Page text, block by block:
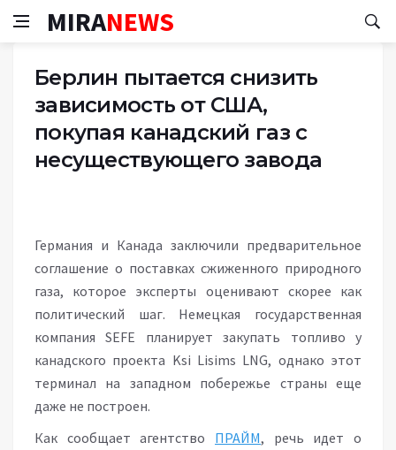
MIRANEWS
Берлин пытается снизить
зависимость от США,
покупая канадский газ с
несуществующего завода
Германия и Канада заключили предварительное
соглашение о поставках сжиженного природного
газа, которое эксперты оценивают скорее как
политический шаг. Немецкая государственная
компания SEFE планирует закупать топливо у
канадского проекта Ksi Lisims LNG, однако этот
терминал на западном побережье страны еще
даже не построен.
Как сообщает агентство ПРАЙМ, речь идет о